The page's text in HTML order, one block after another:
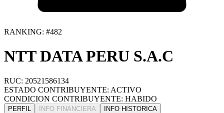
RANKING: #482
NTT DATA PERU S.A.C
RUC: 20521586134
ESTADO CONTRIBUYENTE: ACTIVO
CONDICION CONTRIBUYENTE: HABIDO
PERFIL INFO FINANCIERA
INFO HISTORICA